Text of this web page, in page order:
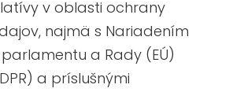
v oblasti ochrany
najmä s Nariadením
a Rady (EÚ)
a príslušnými